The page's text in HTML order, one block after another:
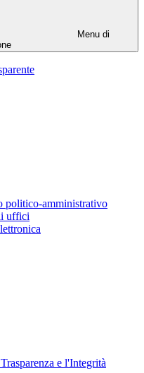
Menu di
politico-amministrativo
uffici
e l'Integrità